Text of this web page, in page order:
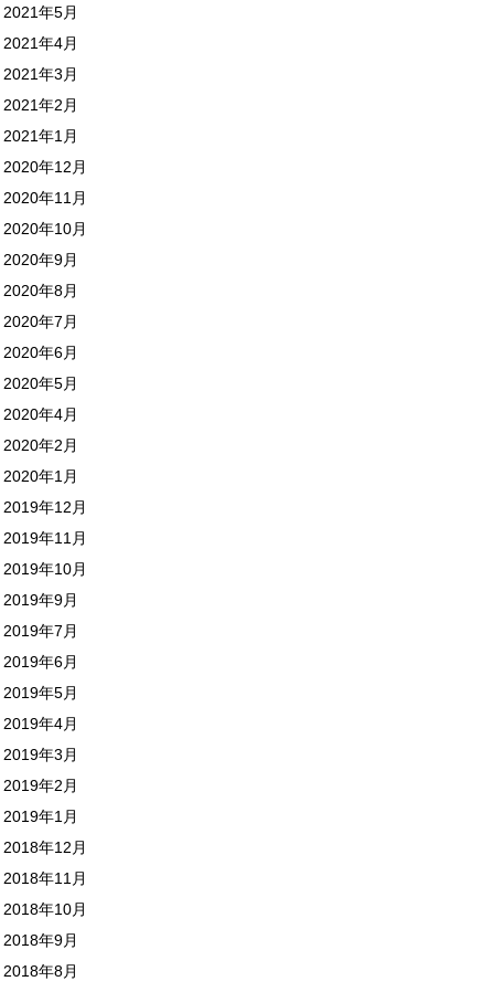
2021年5月
2021年4月
2021年3月
2021年2月
2021年1月
2020年12月
2020年11月
2020年10月
2020年9月
2020年8月
2020年7月
2020年6月
2020年5月
2020年4月
2020年2月
2020年1月
2019年12月
2019年11月
2019年10月
2019年9月
2019年7月
2019年6月
2019年5月
2019年4月
2019年3月
2019年2月
2019年1月
2018年12月
2018年11月
2018年10月
2018年9月
2018年8月